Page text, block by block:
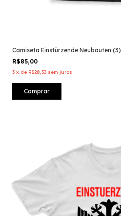
Camiseta Einstürzende Neubauten (3)
R$85,00
3 x de R$28,33 sem juros
Comprar